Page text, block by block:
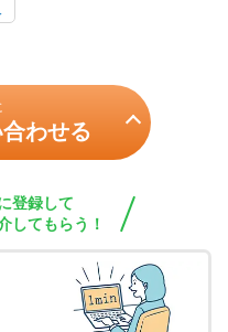
わせる
登録して
してもらう！